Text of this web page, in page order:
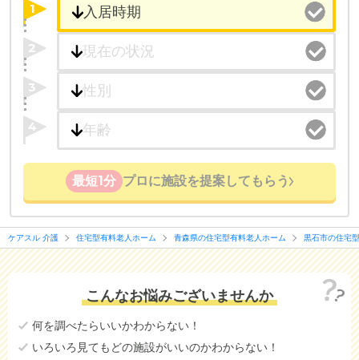
1
2
3
4
最短1分 プロに施設を提案してもらう
ケアスル 介護 住宅型有料老人ホーム 青森県の住宅型有料老人ホーム 黒石市の住宅
こんなお悩みございませんか
何を調べたらいいかわからない！
いろいろ見てもどの施設がいいのかわからない！